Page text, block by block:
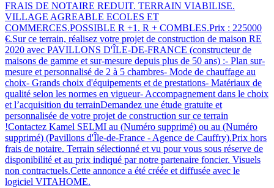
FRAIS DE NOTAIRE REDUIT. TERRAIN VIABILISE.
VILLAGE AGREABLE ECOLES ET
COMMERCES.POSSIBLE R +1. R + COMBLES.Prix : 225000
€.Sur ce terrain, réalisez votre projet de construction de maison RE
2020 avec PAVILLONS D'ÎLE-DE-FRANCE (constructeur de
maisons de gamme et sur-mesure depuis plus de 50 ans) :- Plan sur-
mesure et personnalisé de 2 à 5 chambres- Mode de chauffage au
choix- Grands choix d'équipements et de prestations- Matériaux de
qualité selon les normes en vigueur- Accompagnement dans le choix
et l’acquisition du terrainDemandez une étude gratuite et
personnalisée de votre projet de construction sur ce terrain
!Contactez Kamel SELMI au (Numéro supprimé) ou au (Numéro
supprimé) (Pavillons d'Île-de-France - Agence de Cauffry).Prix hors
frais de notaire. Terrain sélectionné et vu pour vous sous réserve de
disponibilité et au prix indiqué par notre partenaire foncier. Visuels
non contractuels.Cette annonce a été créée et diffusée avec le
logiciel VITAHOME.